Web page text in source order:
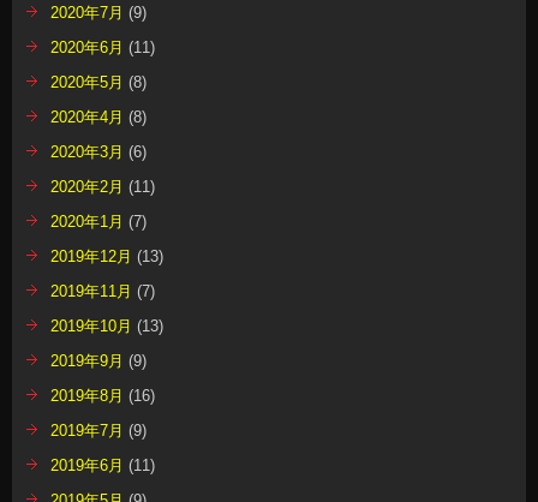
2020年7月 (9)
2020年6月 (11)
2020年5月 (8)
2020年4月 (8)
2020年3月 (6)
2020年2月 (11)
2020年1月 (7)
2019年12月 (13)
2019年11月 (7)
2019年10月 (13)
2019年9月 (9)
2019年8月 (16)
2019年7月 (9)
2019年6月 (11)